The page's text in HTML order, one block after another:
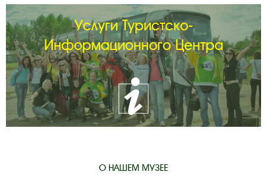
Услуги Туристско-
Информационного Центра
О НАШЕМ МУЗЕЕ